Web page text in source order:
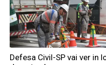
Defesa Civil-SP vai ver in